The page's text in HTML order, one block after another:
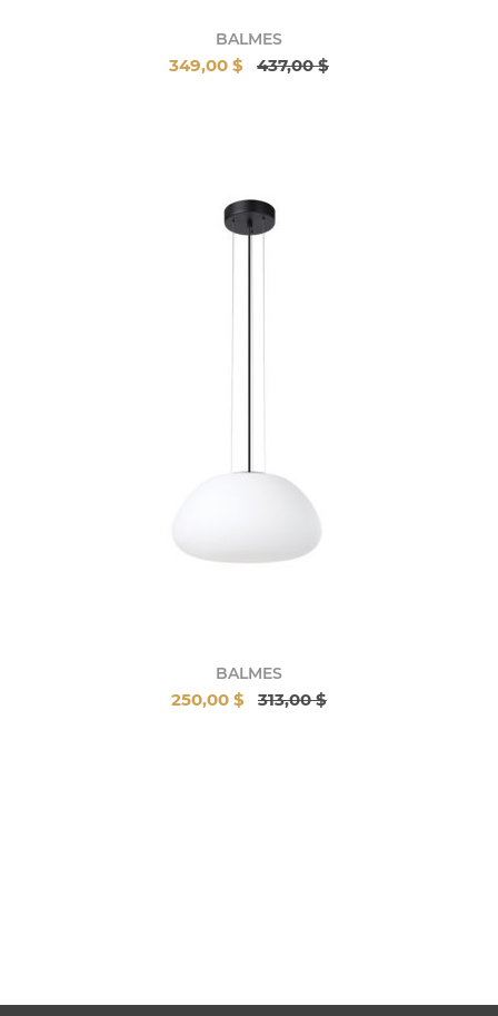
BALMES
349,00 $ 437,00 $
BALMES
250,00 $ 313,00 $